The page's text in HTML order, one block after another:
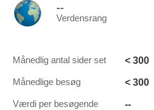
--
Verdensrang
Månedlig antal sider set < 300
Månedlige besøg < 300
Værdi per besøgende --